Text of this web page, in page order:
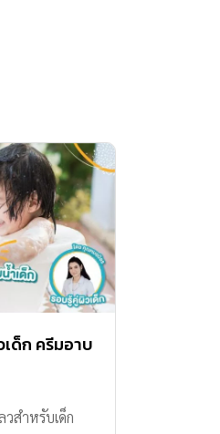
ด็ก ครีมอาบ
วสำหรับเด็ก